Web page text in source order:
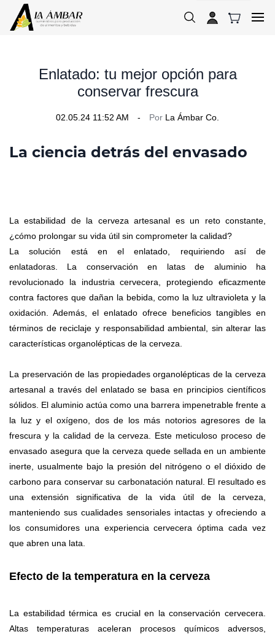
Skip to
main
content
Enlatado: tu mejor opción para
conservar frescura
02.05.24 11:52 AM Por La Ámbar Co.
La ciencia detrás del envasado
La estabilidad de la cerveza artesanal es un reto constante,
¿cómo prolongar su vida útil sin comprometer la calidad?
La solución está en el enlatado, requiriendo así de
enlatadoras
La conservación en latas de aluminio ha
revolucionado la industria cervecera, protegiendo eficazmente
contra factores que dañan la bebida, como la luz ultravioleta y la
oxidación. Además, el enlatado ofrece beneficios tangibles en
términos de reciclaje y responsabilidad ambiental, sin alterar las
características organolépticas de la cerveza.
La preservación de las propiedades organolépticas de la cerveza
artesanal a través del enlatado se basa en principios científicos
sólidos. El aluminio actúa como una barrera impenetrable frente a
la luz y el oxígeno, dos de los más notorios agresores de la
frescura y la calidad de la cerveza. Este meticuloso proceso de
envasado asegura que la cerveza quede sellada en un ambiente
inerte, usualmente bajo la presión del nitrógeno o el dióxido de
carbono para conservar su carbonatación natural. El resultado es
una extensión significativa de la vida útil de la cerveza,
manteniendo sus cualidades sensoriales intactas y ofreciendo a
los consumidores una experiencia cervecera óptima cada vez
que abren una lata.
Efecto de la temperatura en la cerveza
La estabilidad térmica es crucial en la conservación cervecera.
Altas temperaturas aceleran procesos químicos adversos,